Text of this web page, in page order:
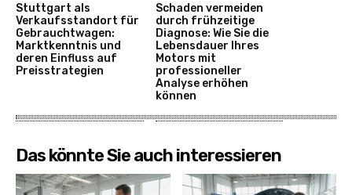
Stuttgart als
Verkaufsstandort für
Gebrauchtwagen:
Marktkenntnis und
deren Einfluss auf
Preisstrategien
Schaden vermeiden
durch frühzeitige
Diagnose: Wie Sie die
Lebensdauer Ihres
Motors mit
professioneller
Analyse erhöhen
können
Das könnte Sie auch interessieren